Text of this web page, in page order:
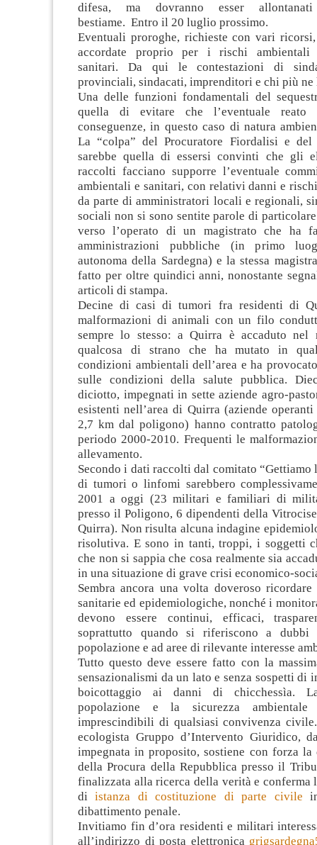
difesa, ma dovranno esser
bestiame. Entro il 20 luglio prossimo.
Eventuali proroghe, richieste con vari
accordate proprio per i rischi ambientali
sanitari. Da qui le contestazioni di
provinciali, sindacati, imprenditori e chi più ne
Una delle funzioni fondamentali del
quella di evitare che l’eventuale reato
conseguenze, in questo caso di natura
La “colpa” del Procuratore Fiordalisi e
sarebbe quella di essersi convinti che gli
raccolti facciano supporre l’eventuale
ambientali e sanitari, con relativi danni e
da parte di amministratori locali e regionali,
sociali non si sono sentite parole di
verso l’operato di un magistrato che ha
amministrazioni pubbliche (in primo
autonoma della Sardegna) e la stessa
fatto per oltre quindici anni, nonostante
articoli di stampa.
Decine di casi di tumori fra residenti di
malformazioni di animali con un filo
sempre lo stesso: a Quirra è accaduto nel
qualcosa di strano che ha mutato in
condizioni ambientali dell’area e ha
sulle condizioni della salute pubblica.
diciotto, impegnati in sette aziende agro-
esistenti nell’area di Quirra (aziende
2,7 km dal poligono) hanno contratto
periodo 2000-2010. Frequenti le
allevamento.
Secondo i dati raccolti dal comitato “Gettiamo
di tumori o linfomi sarebbero
2001 a oggi (23 militari e familiari di
presso il Poligono, 6 dipendenti della
Quirra). Non risulta alcuna indagine
risolutiva. E sono in tanti, troppi, i soggetti
che non si sappia che cosa realmente sia
in una situazione di grave crisi economico-
Sembra ancora una volta doveroso
sanitarie ed epidemiologiche, nonché i
devono essere continui, efficaci,
soprattutto quando si riferiscono a
popolazione e ad aree di rilevante interesse
Tutto questo deve essere fatto con la
sensazionalismi da un lato e senza sospetti di
boicottaggio ai danni di chicchessìa.
popolazione e la sicurezza
imprescindibili di qualsiasi convivenza civile.
ecologista Gruppo d’Intervento Giuridico,
impegnata in proposito, sostiene con forza
della Procura della Repubblica presso il
finalizzata alla ricerca della verità e conferma
diistanza di costituzione di parte civile
dibattimento penale.
Invitiamo fin d’ora residenti e militari
all’indirizzo di posta elettronica